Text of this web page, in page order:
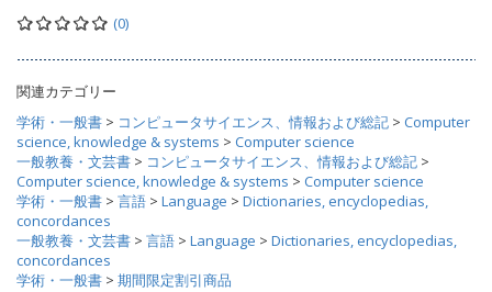
(0)
関連カテゴリー
学術・一般書 > コンピュータサイエンス、情報および総記 > Computer
science, knowledge & systems > Computer science
一般教養・文芸書 > コンピュータサイエンス、情報および総記 >
Computer science, knowledge & systems > Computer science
学術・一般書 > 言語 > Language > Dictionaries, encyclopedias,
concordances
一般教養・文芸書 > 言語 > Language > Dictionaries, encyclopedias,
concordances
学術・一般書 > 期間限定割引商品